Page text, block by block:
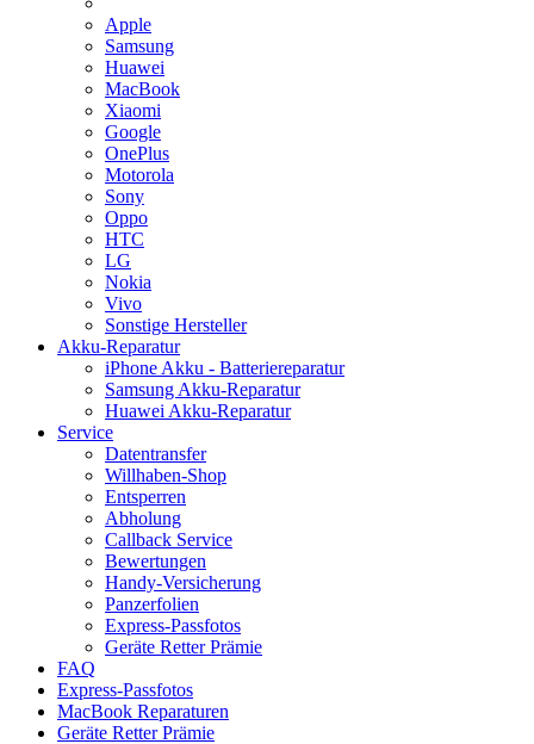
Apple
Samsung
Huawei
MacBook
Xiaomi
Google
OnePlus
Motorola
Sony
Oppo
HTC
LG
Nokia
Vivo
Sonstige Hersteller
Akku-Reparatur
iPhone Akku - Batteriereparatur
Samsung Akku-Reparatur
Huawei Akku-Reparatur
Service
Datentransfer
Willhaben-Shop
Entsperren
Abholung
Callback Service
Bewertungen
Handy-Versicherung
Panzerfolien
Express-Passfotos
Geräte Retter Prämie
FAQ
Express-Passfotos
MacBook Reparaturen
Geräte Retter Prämie